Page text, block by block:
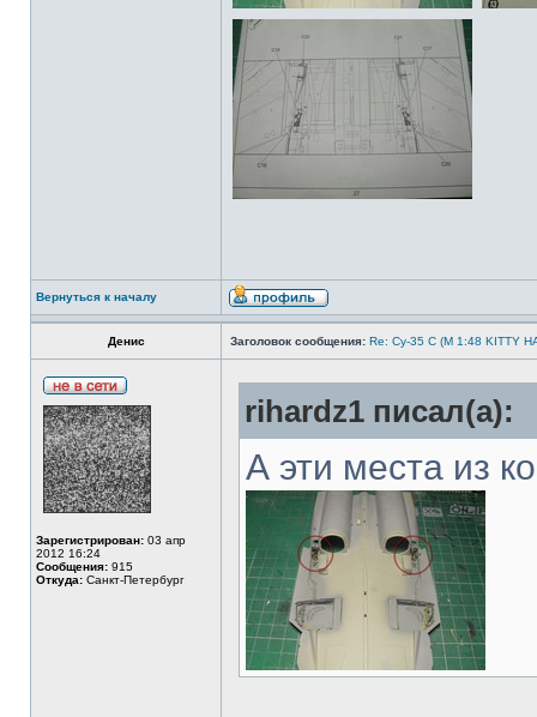
Вернуться к началу
Денис Заголовок сообщения: Re: Су-35 С (М 1:48 KITTY
Зарегистрирован: 03 апр
2012 16:24
Сообщения: 915
Откуда: Санкт-Петербург
rihardz1 писал(а):
А эти места из